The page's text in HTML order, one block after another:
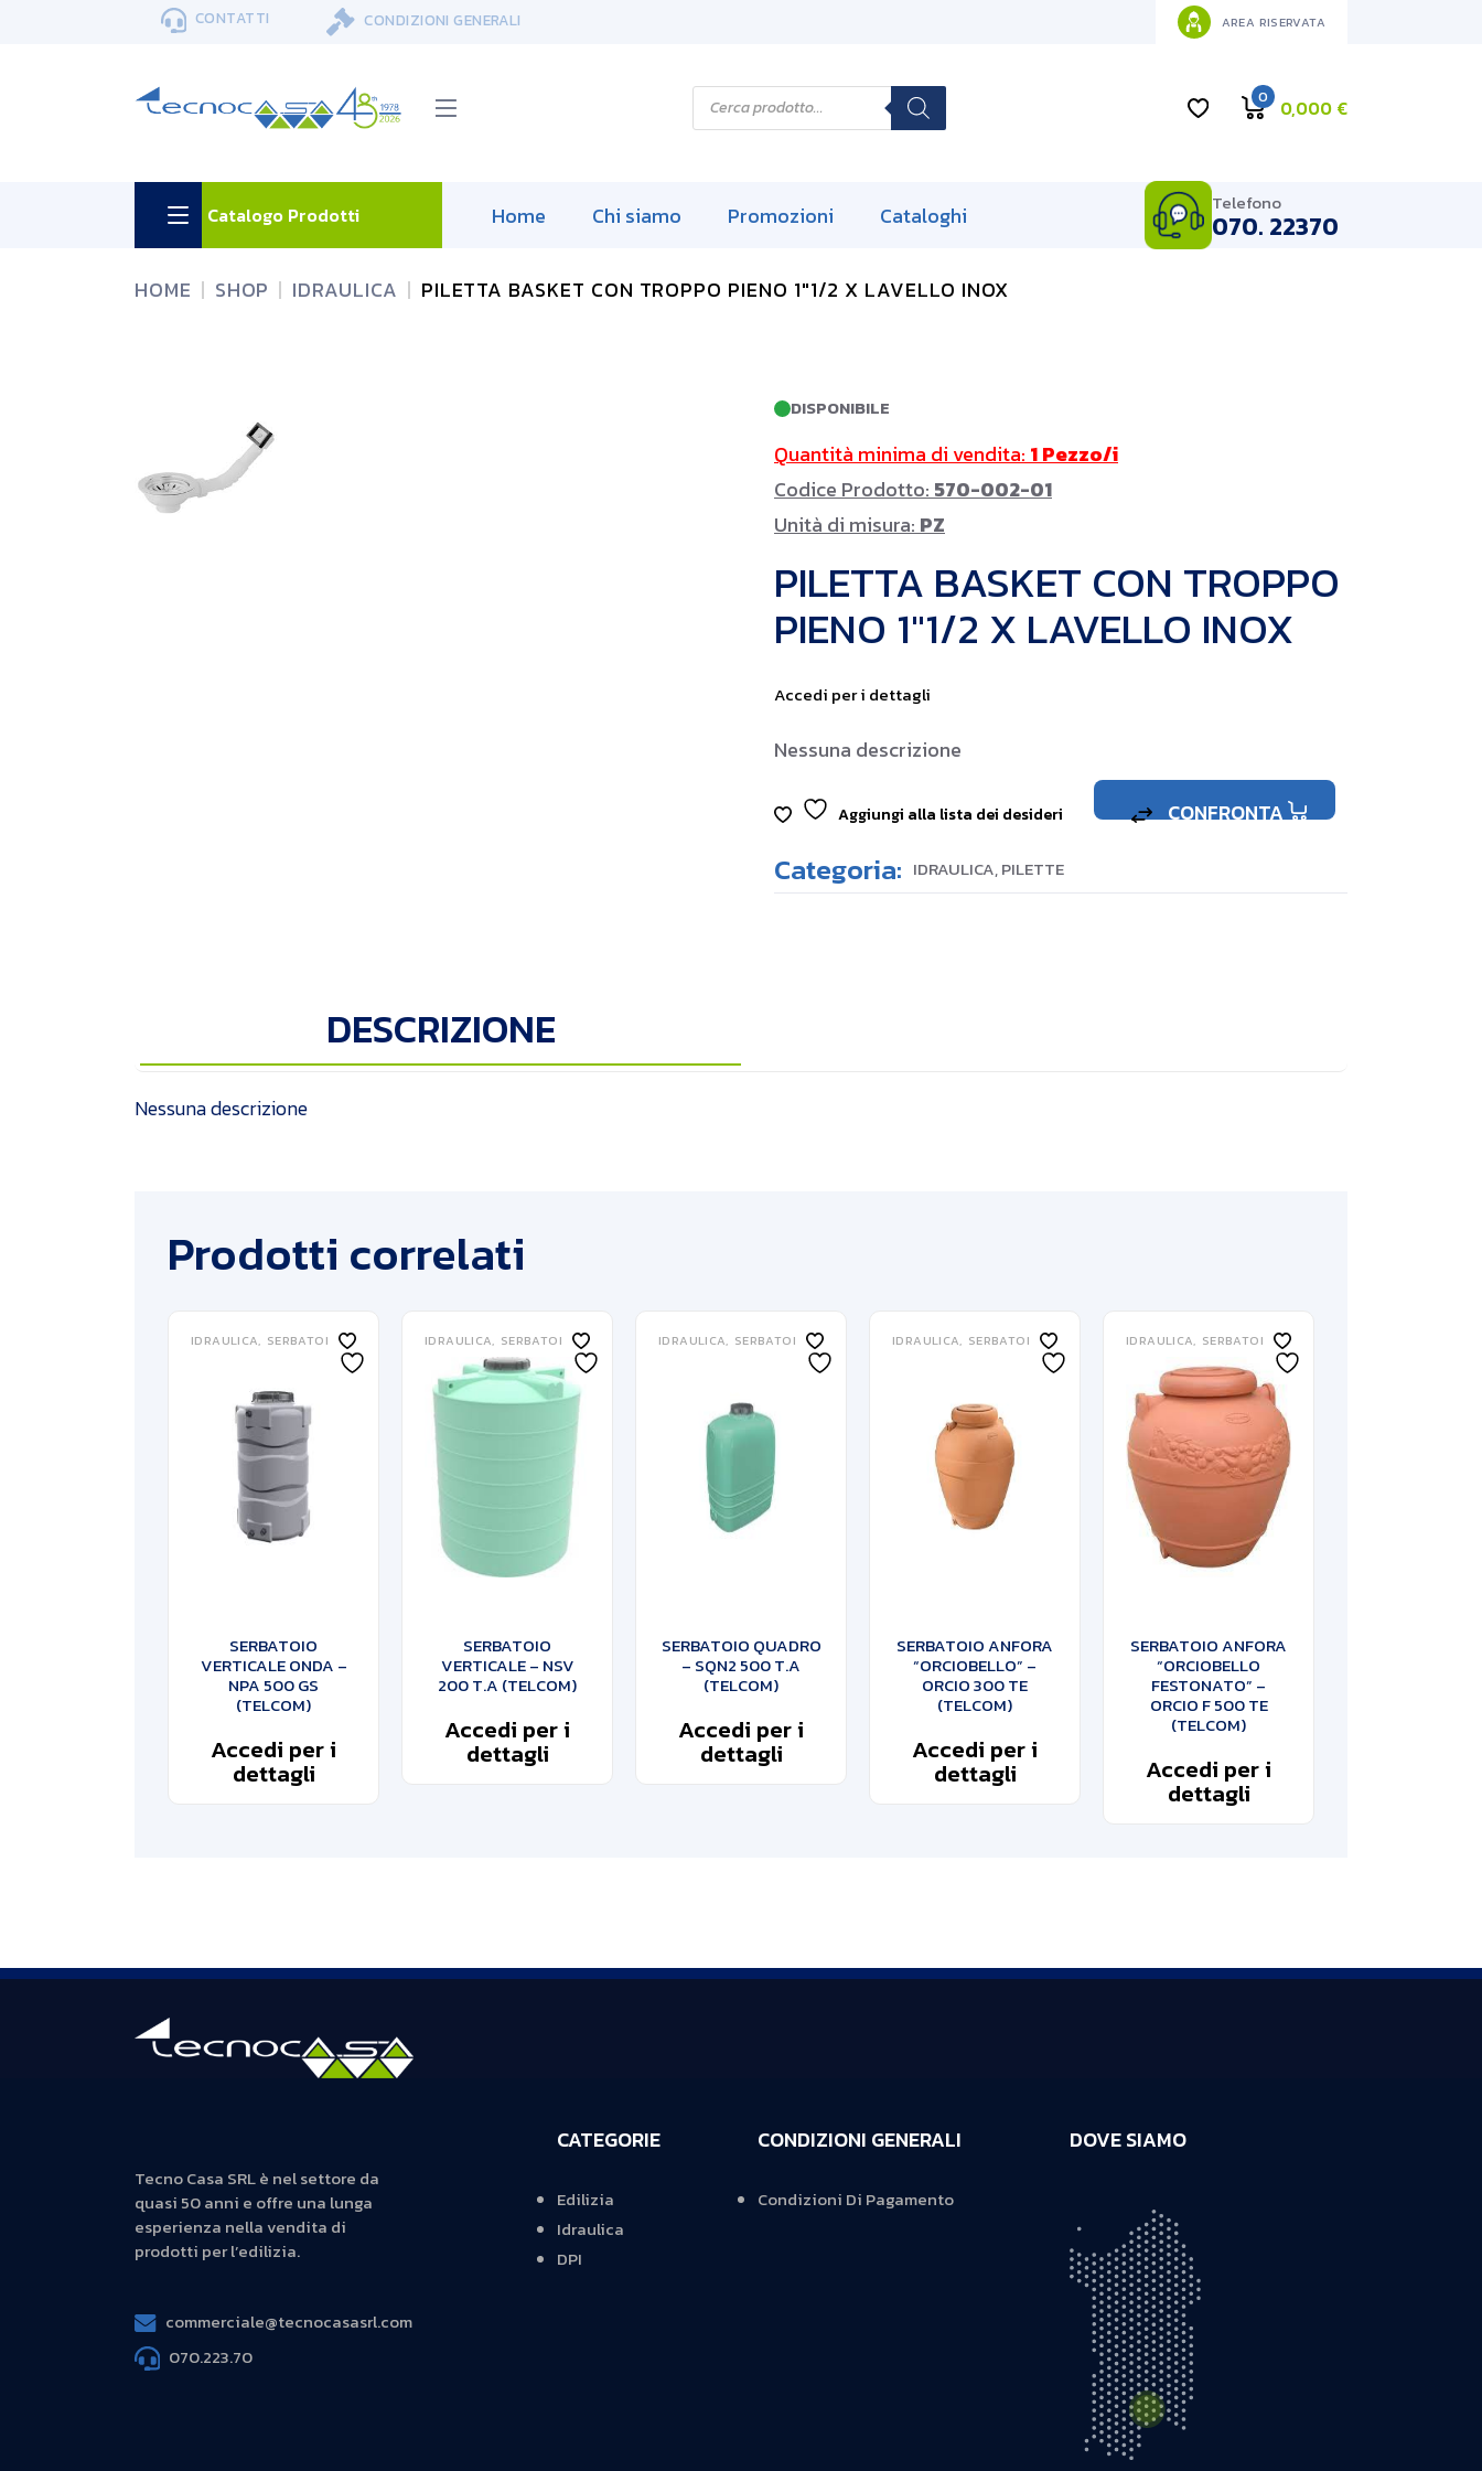
CONTATTI CONDIZIONI GENERALI AREA RISERVATA
P
o
c
0 0,000 €
Catalogo Prodotti Home Chi siamo Promozioni Cataloghi Telefono
070. 22370
HOME SHOP IDRAULICA PILETTA BASKET CON TROPPO PIENO 1″1/2 X LAVELLO INOX
DISPONIBILE
Quantità minima di vendita: 1 Pezzo/i
Codice Prodotto: 570-002-01
Unità di misura: PZ
PILETTA BASKET CON TROPPO
PIENO 1″1/2 X LAVELLO INOX
Accedi per i dettagli
Nessuna descrizione
Aggiungi alla lista dei desideri CONFRONTA
Categoria: IDRAULICA,PILETTE
DESCRIZIONE
Nessuna descrizione
Prodotti correlati
IDRAULICA SERBATOI
SERBATOIO
VERTICALE ONDA –
NPA 500 GS
(TELCOM)
Accedi per i
dettagli
IDRAULICA SERBATOI
SERBATOIO
VERTICALE – NSV
200 T.A (TELCOM)
Accedi per i
dettagli
IDRAULICA SERBATOI
SERBATOIO QUADRO
– SQN2 500 T.A
(TELCOM)
Accedi per i
dettagli
IDRAULICA SERBATOI
SERBATOIO ANFORA
“ORCIOBELLO” –
ORCIO 300 TE
(TELCOM)
Accedi per i
dettagli
IDRAULICA SERBATOI
SERBATOIO ANFORA
“ORCIOBELLO
FESTONATO” –
ORCIO F 500 TE
(TELCOM)
Accedi per i
dettagli
Tecno Casa SRL è nel settore da
quasi 50 anni e offre una lunga
esperienza nella vendita di
prodotti per l’edilizia.
commerciale@tecnocasasrl.com
070.223.70
CATEGORIE
Edilizia
Idraulica
DPI
CONDIZIONI GENERALI
Condizioni Di Pagamento
DOVE SIAMO